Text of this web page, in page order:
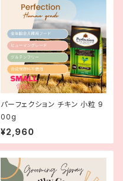
パーフェクション チキン 小粒 9
00g
¥2,960